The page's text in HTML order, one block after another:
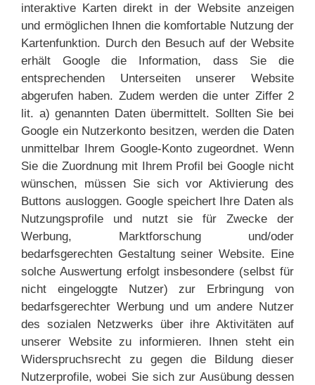
interaktive Karten direkt in der Website anzeigen
und ermöglichen Ihnen die komfortable Nutzung der
Kartenfunktion. Durch den Besuch auf der Website
erhält Google die Information, dass Sie die
entsprechenden Unterseiten unserer Website
abgerufen haben. Zudem werden die unter Ziffer 2
lit. a) genannten Daten übermittelt. Sollten Sie bei
Google ein Nutzerkonto besitzen, werden die Daten
unmittelbar Ihrem Google-Konto zugeordnet. Wenn
Sie die Zuordnung mit Ihrem Profil bei Google nicht
wünschen, müssen Sie sich vor Aktivierung des
Buttons ausloggen. Google speichert Ihre Daten als
Nutzungsprofile und nutzt sie für Zwecke der
Werbung, Marktforschung und/oder
bedarfsgerechten Gestaltung seiner Website. Eine
solche Auswertung erfolgt insbesondere (selbst für
nicht eingeloggte Nutzer) zur Erbringung von
bedarfsgerechter Werbung und um andere Nutzer
des sozialen Netzwerks über ihre Aktivitäten auf
unserer Website zu informieren. Ihnen steht ein
Widerspruchsrecht zu gegen die Bildung dieser
Nutzerprofile, wobei Sie sich zur Ausübung dessen